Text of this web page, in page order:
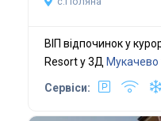
ВІП відпочинок у
Resort у 3Д Мукачево
Сервіси: